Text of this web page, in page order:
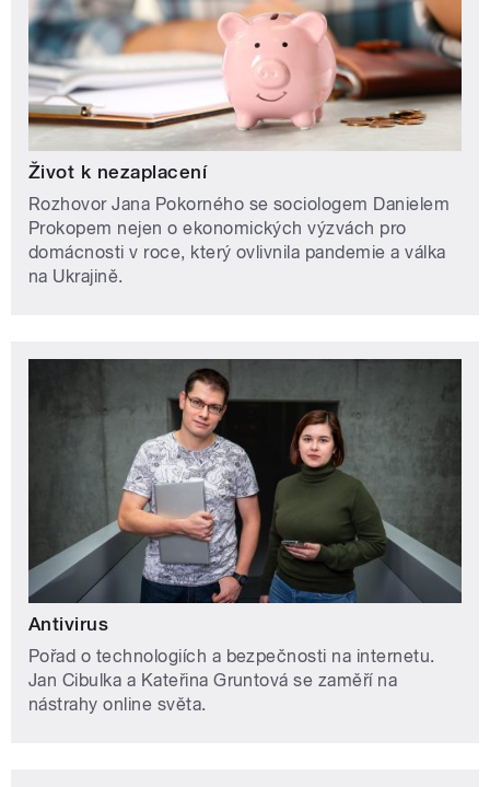
Život k nezaplacení
Rozhovor Jana Pokorného se sociologem Danielem
Prokopem nejen o ekonomických výzvách pro
domácnosti v roce, který ovlivnila pandemie a válka
na Ukrajině.
Antivirus
Pořad o technologiích a bezpečnosti na internetu.
Jan Cibulka a Kateřina Gruntová se zaměří na
nástrahy online světa.